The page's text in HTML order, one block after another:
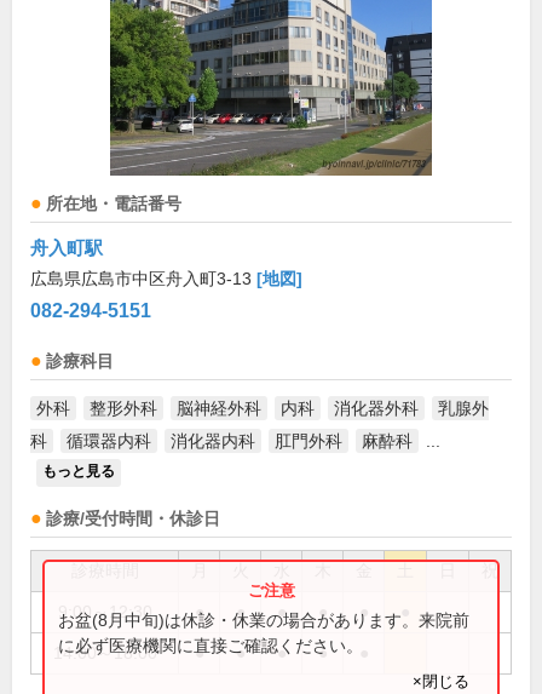
所在地・電話番号
舟入町駅
広島県広島市中区舟入町3-13 [地図]
082-294-5151
診療科目
外科 整形外科 脳神経外科 内科 消化器外科
乳腺外
科
循環器内科 消化器内科 肛門外科 麻酔科
もっと見る
診療/受付時間・休診日
祝
9:00～12:30 ● ● ● ● ●
14:00～18:00 ● ● ● ●
お盆(8月中旬)は休診・休業の場合があります。来院前
に必ず医療機関に直接ご確認ください。
×閉じる